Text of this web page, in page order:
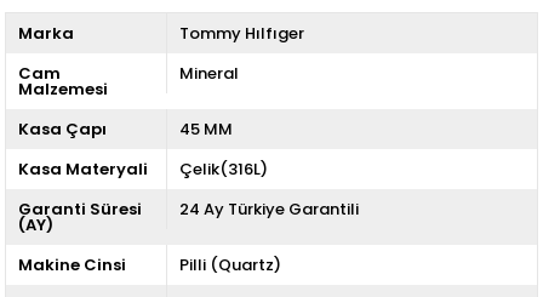
Marka
Tommy Hılfıger
Cam
Malzemesi
Mineral
Kasa Çapı
45 MM
Kasa Materyali
Çelik(316L)
Garanti Süresi
(AY)
24 Ay Türkiye Garantili
Makine Cinsi
Pilli (Quartz)